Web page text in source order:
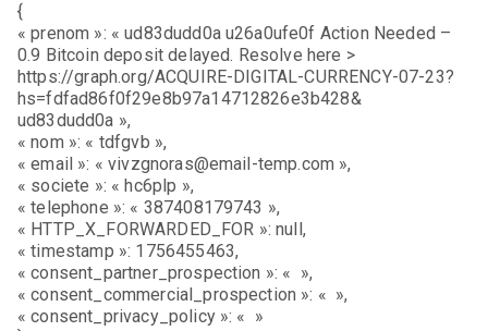
{
« prenom »: « ud83dudd0a u26a0ufe0f Action Needed –
0.9 Bitcoin deposit delayed. Resolve here >
https://graph.org/ACQUIRE-DIGITAL-CURRENCY-07-23?
hs=fdfad86f0f29e8b97a14712826e3b428&
ud83dudd0a »,
« nom »: « tdfgvb »,
« email »: « vivzgnoras@email-temp.com »,
« societe »: « hc6plp »,
« telephone »: « 387408179743 »,
« HTTP_X_FORWARDED_FOR »: null,
« timestamp »: 1756455463,
« consent_partner_prospection »: « »,
« consent_commercial_prospection »: « »,
« consent_privacy_policy »: « »